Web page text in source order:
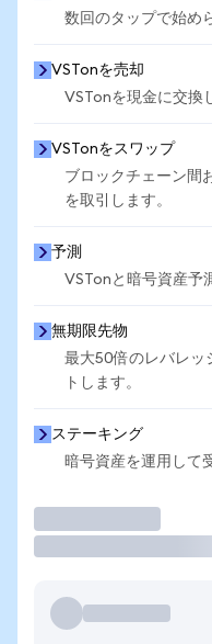
数回のタップで始め
VSTonを売却
VSTonを現金に交換
VSTonをスワップ
ブロックチェーン間
を取引します。
予測
VSTonと暗号資産予
無期限先物
最大50倍のレバレッ
トします。
ステーキング
暗号資産を運用して